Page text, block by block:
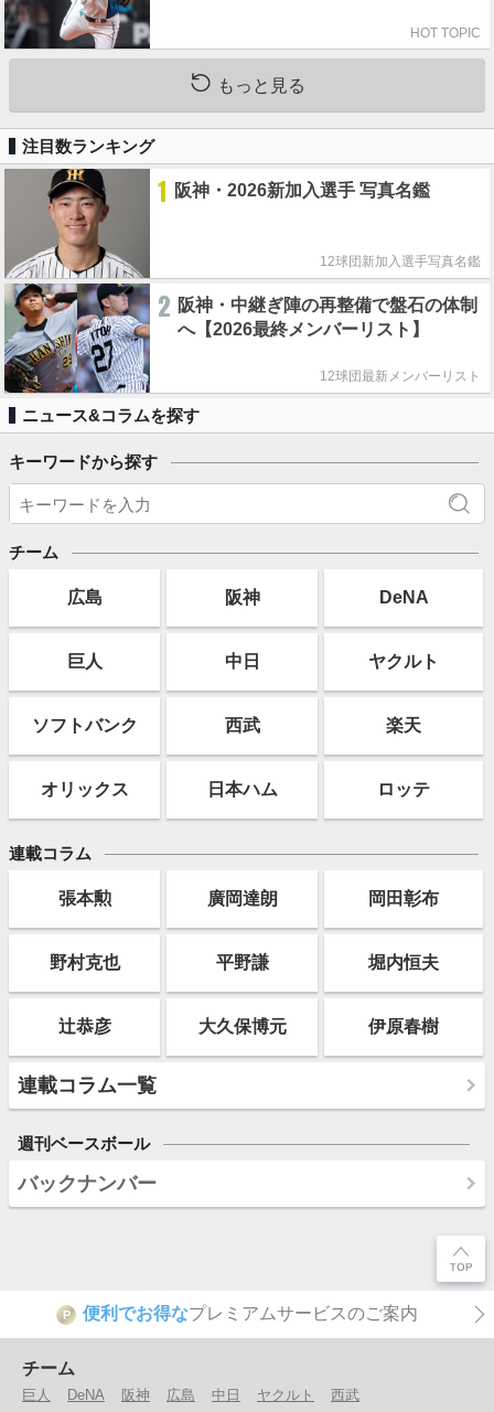
HOT TOPIC
もっと見る
注目数ランキング
1 阪神・2026新加入選手 写真名鑑
12球団新加入選手写真名鑑
2 阪神・中継ぎ陣の再整備で盤石の体制
へ【2026最終メンバーリスト】
12球団最新メンバーリスト
ニュース&コラムを探す
キーワードから探す
チーム
広島 阪神 DeNA
巨人 中日 ヤクルト
ソフトバンク 西武 楽天
オリックス 日本ハム ロッテ
連載コラム
張本勲 廣岡達朗 岡田彰布
野村克也 平野謙 堀内恒夫
辻恭彦 大久保博元 伊原春樹
連載コラム一覧
週刊ベースボール
バックナンバー
P 便利でお得なプレミアムサービスのご案内
チーム
巨人 DeNA 阪神 広島 中日 ヤクルト
西武